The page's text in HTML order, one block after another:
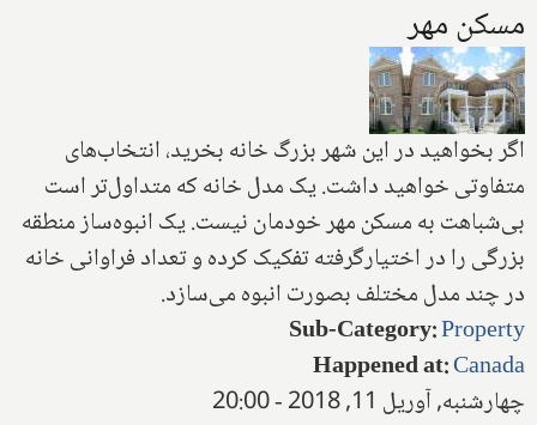
مسکن مهر
اگر بخواهید در این شهر بزرگ خانه بخرید، انتخاب‌های
متفاوتی خواهید داشت. یک مدل خانه که متداول‌تر است
بی‌شباهت به مسکن مهر خودمان نیست. یک‌ انبوه‌ساز منطقه
بزرگی‌ را در اختیارگرفته تفکیک کرده و تعداد فراوانی خانه
در چند مدل مختلف بصورت انبوه می‌‌سازد.
Sub-Category:Property
Happened at:Canada
چهارشنبه, آوریل 11, 2018 - 20:00